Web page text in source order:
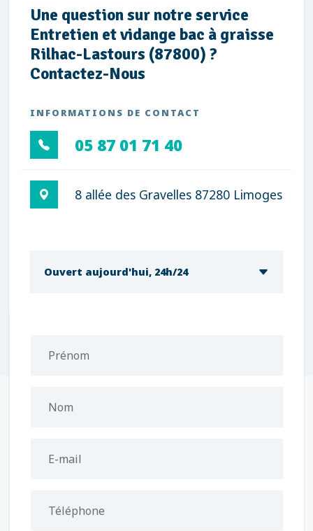
Une question sur notre service
Entretien et vidange bac à graisse
Rilhac-Lastours (87800) ?
Contactez-Nous
INFORMATIONS DE CONTACT
05 87 01 71 40
8 allée des Gravelles 87280 Limoges
Ouvert aujourd'hui, 24h/24
Prénom
Nom
E-mail
Téléphone